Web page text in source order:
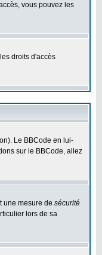
vous pouvez les
droits d'accès
Le BBCode en lui-
sur le BBCode, allez
une mesure de sécurité
lors de sa